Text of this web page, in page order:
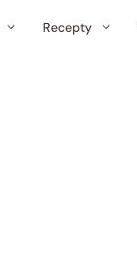
Recepty